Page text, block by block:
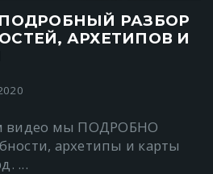
РАЗБОР
АРХЕТИПОВ И
видео мы ПОДРОБНО
архетипы и карты
...